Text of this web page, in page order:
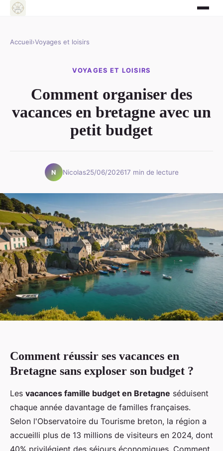
Accueil›Voyages et loisirs
VOYAGES ET LOISIRS
Comment organiser des
vacances en bretagne avec un
petit budget
N Nicolas25/06/202617 min de lecture
Comment réussir ses vacances en
Bretagne sans exploser son budget ?
Les vacances famille budget en Bretagne séduisent
chaque année davantage de familles françaises.
Selon l'Observatoire du Tourisme breton, la région a
accueilli plus de 13 millions de visiteurs en 2024, dont